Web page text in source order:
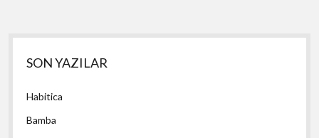
Yan
Menü
SON YAZILAR
Habitica
Bamba